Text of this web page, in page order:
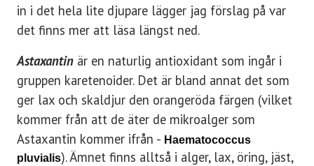
in i det hela lite djupare lägger jag förslag på var
det finns mer att läsa längst ned.
Astaxantin är en naturlig antioxidant som ingår i
gruppen karetenoider. Det är bland annat det som
ger lax och skaldjur den orangeröda färgen (vilket
kommer från att de äter de mikroalger som
Astaxantin kommer ifrån - Haematococcus
pluvialis). Ämnet finns alltså i alger, lax, öring, jäst,